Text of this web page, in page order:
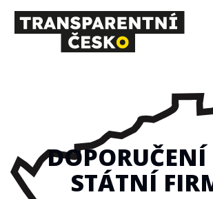
DOPORUČENÍ
STÁTNÍ